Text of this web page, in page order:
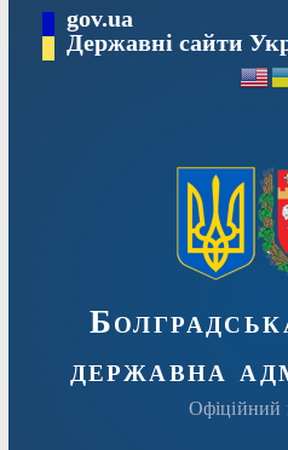
Перейтиgov.ua
Державні сайти
державна
Офіційний